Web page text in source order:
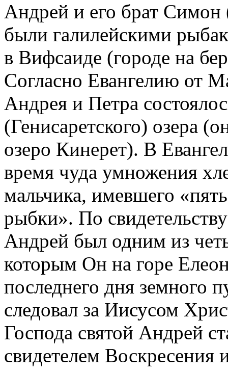
Андрей и его брат
были галилейскими
в Вифсаиде (городе на
Согласно Евангелию от
Андрея и Петра
(Генисаретского) озера
озеро Кинерет). В
время чуда умножения
мальчика, имевшего
рыбки». По
Андрей был одним из
которым Он на горе
последнего дня земного
следовал за Иисусом
Господа святой Андрей
свидетелем Воскресения